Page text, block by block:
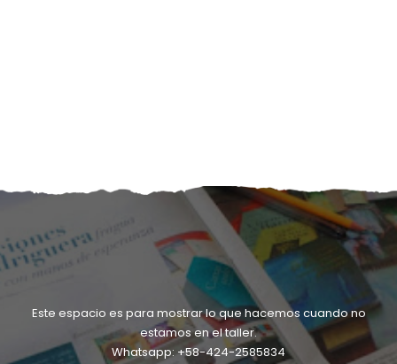
Este espacio es para mostrar lo que hacemos cuando no
estamos en el taller.
Whatsapp: +58-424-2585834